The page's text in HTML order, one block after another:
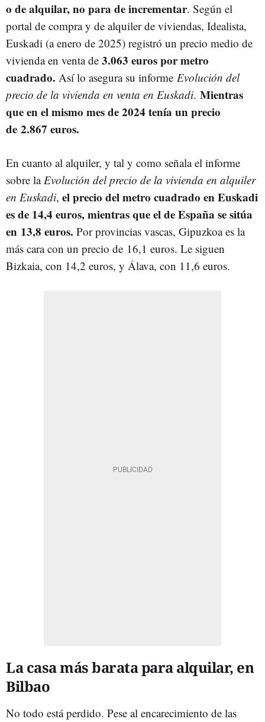
o de alquilar, no para de incrementar. Según el
portal de compra y de alquiler de viviendas, Idealista,
Euskadi (a enero de 2025) registró un precio medio de
vivienda en venta de 3.063 euros por metro
cuadrado. Así lo asegura su informe Evolución del
precio de la vivienda en venta en Euskadi. Mientras
que en el mismo mes de 2024 tenía un precio
de 2.867 euros.
En cuanto al alquiler, y tal y como señala el informe
sobre laEvolución del precio de la vivienda en alquiler
en Euskadi, el precio del metro cuadrado en Euskadi
es de 14,4 euros, mientras que el de España se sitúa
en 13,8 euros. Por provincias vascas, Gipuzkoa es la
más cara con un precio de 16,1 euros. Le siguen
Bizkaia, con 14,2 euros, y Álava, con 11,6 euros.
La casa más barata para alquilar, en
Bilbao
No todo está perdido. Pese al encarecimiento de las